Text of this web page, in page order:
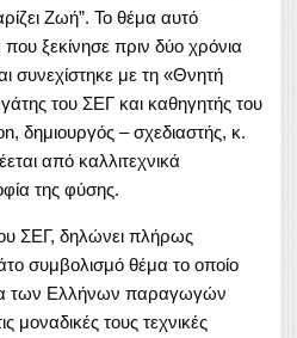
Ζωή”. Το θέμα αυτό
ξεκίνησε πριν δύο χρόνια
συνεχίστηκε με τη «Θνητή
του ΣΕΓ και καθηγητής του
δημιουργός – σχεδιαστής, κ.
από καλλιτεχνικά
της φύσης.
ΣΕΓ, δηλώνει πλήρως
συμβολισμό θέμα το οποίο
των Ελλήνων παραγωγών
μοναδικές τους τεχνικές